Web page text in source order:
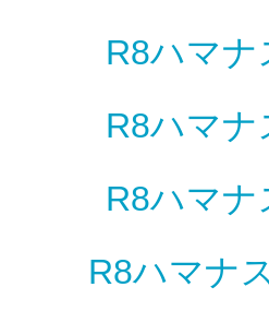
R8ハマ
R8ハマ
R8ハマ
R8ハマナ